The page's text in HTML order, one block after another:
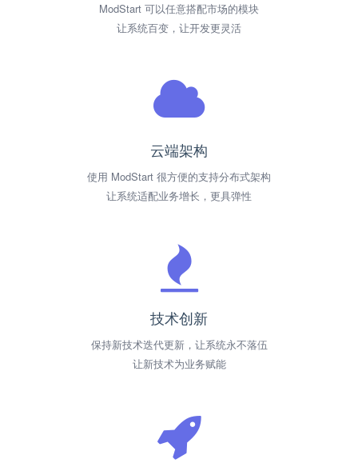
ModStart 可以任意搭配市场的模块
让系统百变，让开发更灵活
云端架构
使用 ModStart 很方便的支持分布式架构
让系统适配业务增长，更具弹性
技术创新
保持新技术迭代更新，让系统永不落伍
让新技术为业务赋能